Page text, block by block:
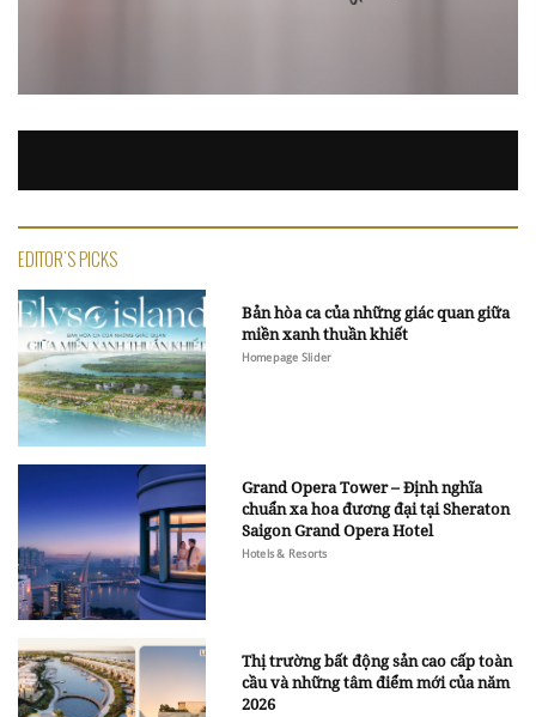
EDITOR'S PICKS
Bản hòa ca của những giác quan giữa
miền xanh thuần khiết
Homepage Slider
Grand Opera Tower – Định nghĩa
chuẩn xa hoa đương đại tại Sheraton
Saigon Grand Opera Hotel
Hotels & Resorts
Thị trường bất động sản cao cấp toàn
cầu và những tâm điểm mới của năm
2026